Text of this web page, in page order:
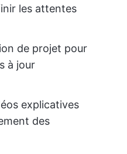
les attentes
de projet pour
à jour
explicatives
des